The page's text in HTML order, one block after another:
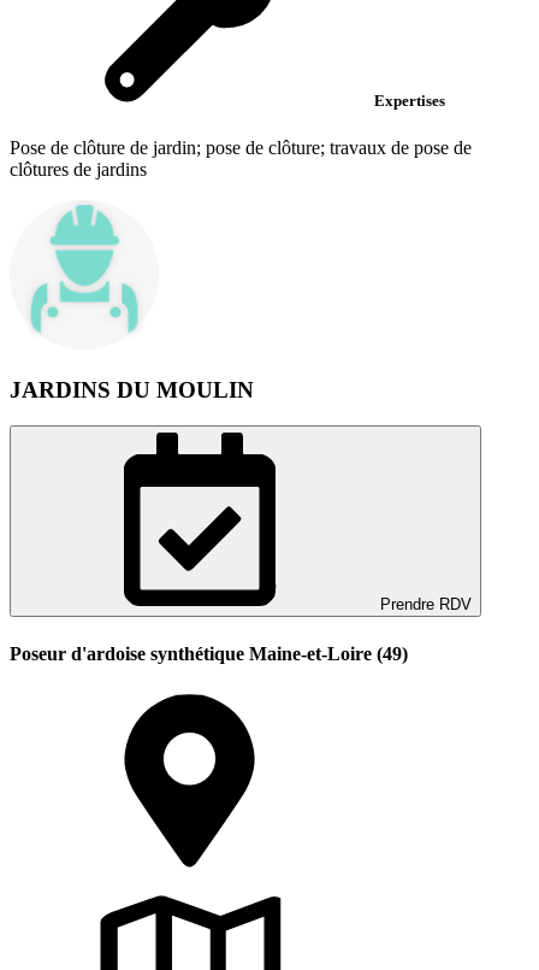
Expertises
Pose de clôture de jardin; pose de clôture; travaux de pose de
clôtures de jardins
JARDINS DU MOULIN
Prendre RDV
Poseur d'ardoise synthétique Maine-et-Loire (49)